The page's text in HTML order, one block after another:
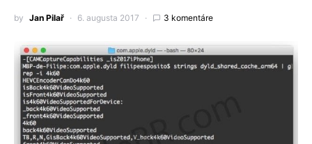
by Jan Pilař 6. augusta 2017 3 komentáre